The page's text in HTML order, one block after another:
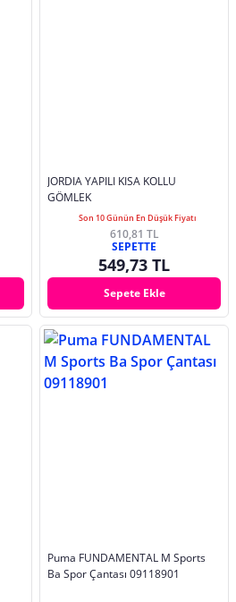
JORDIA YAPILI KISA KOLLU
GÖMLEK
Son 10 Günün En Düşük Fiyatı
610,81 TL
SEPETTE
549,73 TL
Sepete Ekle
Puma FUNDAMENTAL M Sports
Ba Spor Çantası 09118901